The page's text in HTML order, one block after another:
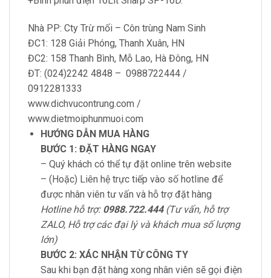
Nhà PP: Cty Trừ mối – Côn trùng Nam Sinh
ĐC1: 128 Giải Phóng, Thanh Xuân, HN
ĐC2: 158 Thanh Bình, Mỗ Lao, Hà Đông, HN
ĐT: (024)2242 4848 – 0988722444 /
0912281333
www.dichvucontrung.com /
www.dietmoiphunmuoi.com
HƯỚNG DẪN MUA HÀNG
BƯỚC 1: ĐẶT HÀNG NGAY
– Quý khách có thể tự đặt online trên website
– (Hoặc) Liên hệ trực tiếp vào số hotline để
được nhân viên tư vấn và hỗ trợ đặt hàng
Hotline hỗ trợ: 0988.722.444(Tư vấn, hỗ trợ
ZALO, Hỗ trợ các đại lý và khách mua số lượng
lớn)
BƯỚC 2: XÁC NHẬN TỪ CÔNG TY
Sau khi bạn đặt hàng xong nhân viên sẽ gọi điện